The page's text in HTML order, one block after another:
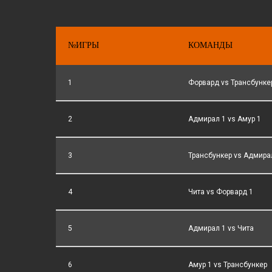
№ИГРЫ КОМАНДЫ
1 Форвард vs
2 Адмирал 1 vs Амур 1
3 Трансбункер vs
4 Чита vs Форвард 1
5 Адмирал 1 vs Чита
6 Амур 1 vs Трансбункер